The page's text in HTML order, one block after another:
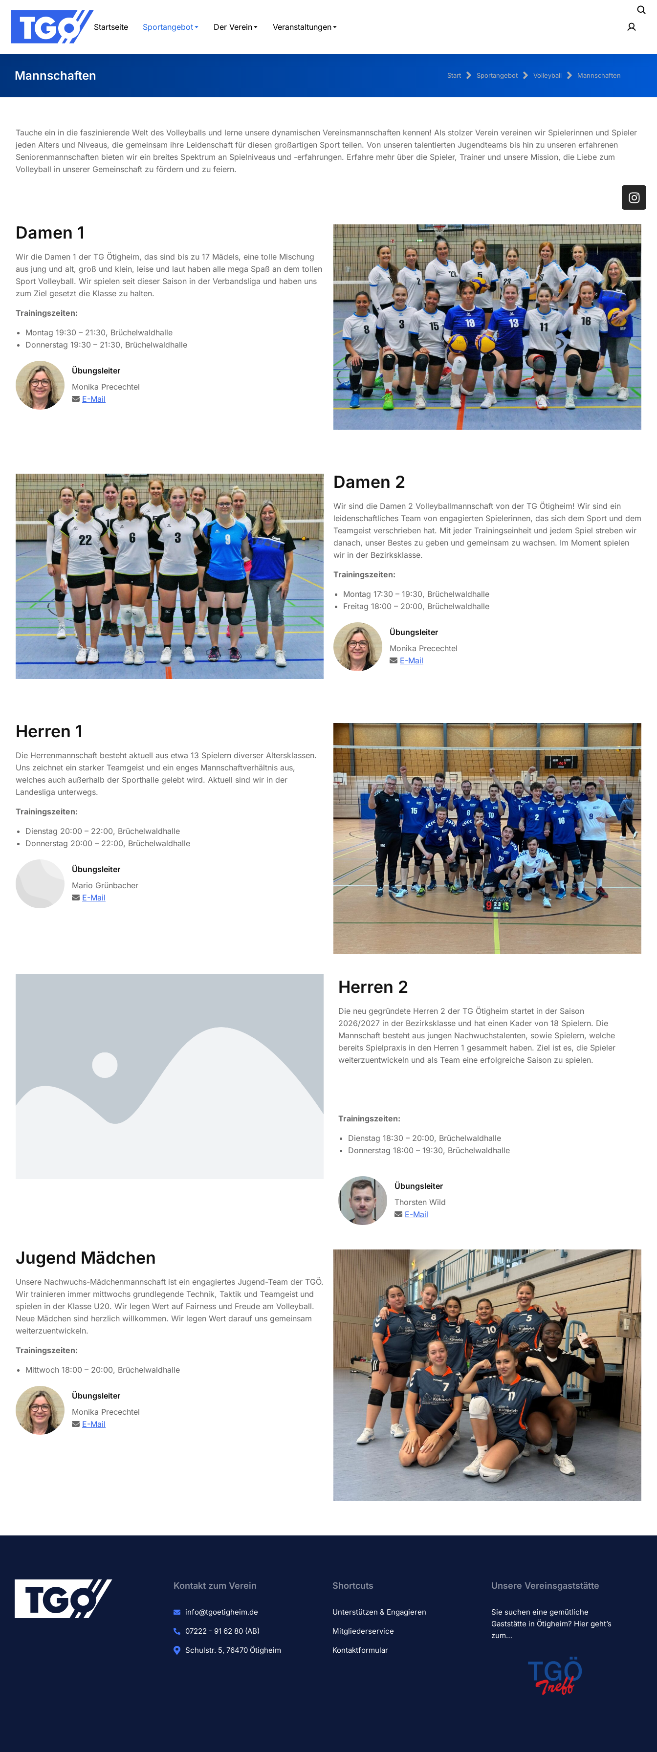
Startseite Sportangebot Der Verein Veranstaltungen
Mannschaften Start Sportangebot Volleyball Mannschaften
Tauche ein in die faszinierende Welt des Volleyballs und lerne unsere dynamischen Vereinsmannschaften kennen! Als stolzer Verein vereinen wir Spielerinnen und Spieler
jeden Alters und Niveaus, die gemeinsam ihre Leidenschaft für diesen großartigen Sport teilen. Von unseren talentierten Jugendteams bis hin zu unseren erfahrenen
Seniorenmannschaften bieten wir ein breites Spektrum an Spielniveaus und -erfahrungen. Erfahre mehr über die Spieler, Trainer und unsere Mission, die Liebe zum
Volleyball in unserer Gemeinschaft zu fördern und zu feiern.
Damen 1
Wir die Damen 1 der TG Ötigheim, das sind bis zu 17 Mädels, eine tolle Mischung
aus jung und alt, groß und klein, leise und laut haben alle mega Spaß an dem tollen
Sport Volleyball. Wir spielen seit dieser Saison in der Verbandsliga und haben uns
zum Ziel gesetzt die Klasse zu halten.
Trainingszeiten:
Montag 19:30 – 21:30, Brüchelwaldhalle
Donnerstag 19:30 – 21:30, Brüchelwaldhalle
Übungsleiter
Monika Precechtel
E-Mail
Damen 2
Wir sind die Damen 2 Volleyballmannschaft von der TG Ötigheim! Wir sind ein
leidenschaftliches Team von engagierten Spielerinnen, das sich dem Sport und dem
Teamgeist verschrieben hat. Mit jeder Trainingseinheit und jedem Spiel streben wir
danach, unser Bestes zu geben und gemeinsam zu wachsen. Im Moment spielen
wir in der Bezirksklasse.
Trainingszeiten:
Montag 17:30 – 19:30, Brüchelwaldhalle
Freitag 18:00 – 20:00, Brüchelwaldhalle
Übungsleiter
Monika Precechtel
E-Mail
Herren 1
Die Herrenmannschaft besteht aktuell aus etwa 13 Spielern diverser Altersklassen.
Uns zeichnet ein starker Teamgeist und ein enges Mannschaftverhältnis aus,
welches auch außerhalb der Sporthalle gelebt wird. Aktuell sind wir in der
Landesliga unterwegs.
Trainingszeiten:
Dienstag 20:00 – 22:00, Brüchelwaldhalle
Donnerstag 20:00 – 22:00, Brüchelwaldhalle
Übungsleiter
Mario Grünbacher
E-Mail
Herren 2
Die neu gegründete Herren 2 der TG Ötigheim startet in der Saison
2026/2027 in der Bezirksklasse und hat einen Kader von 18 Spielern. Die
Mannschaft besteht aus jungen Nachwuchstalenten, sowie Spielern, welche
bereits Spielpraxis in den Herren 1 gesammelt haben. Ziel ist es, die Spieler
weiterzuentwickeln und als Team eine erfolgreiche Saison zu spielen.
Trainingszeiten:
Dienstag 18:30 – 20:00, Brüchelwaldhalle
Donnerstag 18:00 – 19:30, Brüchelwaldhalle
Übungsleiter
Thorsten Wild
E-Mail
Jugend Mädchen
Unsere Nachwuchs-Mädchenmannschaft ist ein engagiertes Jugend-Team der TGÖ.
Wir trainieren immer mittwochs grundlegende Technik, Taktik und Teamgeist und
spielen in der Klasse U20. Wir legen Wert auf Fairness und Freude am Volleyball.
Neue Mädchen sind herzlich willkommen. Wir legen Wert darauf uns gemeinsam
weiterzuentwickeln.
Trainingszeiten:
Mittwoch 18:00 – 20:00, Brüchelwaldhalle
Übungsleiter
Monika Precechtel
E-Mail
Kontakt zum Verein​
info@tgoetigheim.de
07222 - 91 62 80 (AB)
Schulstr. 5, 76470 Ötigheim
Shortcuts
Unterstützen & Engagieren
Mitgliederservice
Kontaktformular
Unsere Vereinsgaststätte
Sie suchen eine gemütliche
Gaststätte in Ötigheim? Hier geht’s
zum…